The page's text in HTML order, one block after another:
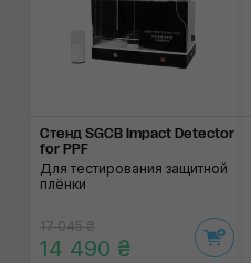
Стенд SGCB Impact Detector
for PPF
Для тестирования защитной
плёнки
17 045 ₴
14 490 ₴